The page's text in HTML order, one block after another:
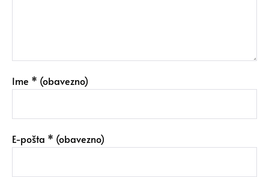
Ime * (obavezno)
E-pošta * (obavezno)